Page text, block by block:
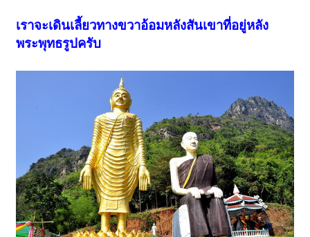
เราจะเดินเลี้ยวทางขวาอ้อมหลังสันเขาที่อยู่หลัง
พระพุทธรูปครับ